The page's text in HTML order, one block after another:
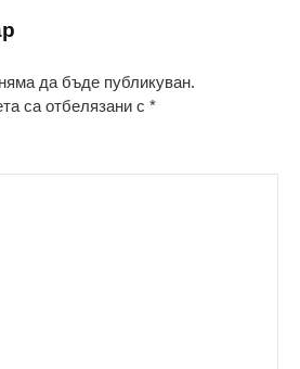
да бъде публикуван.
са отбелязани с *